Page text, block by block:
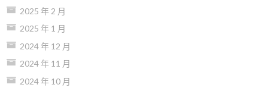
2025 年 2 月
2025 年 1 月
2024 年 12 月
2024 年 11 月
2024 年 10 月